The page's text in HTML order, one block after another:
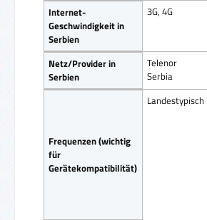
Internet-
Geschwindigkeit in
Serbien
3G, 4G
Netz/Provider in
Serbien
Telenor
Serbia
Frequenzen (wichtig
für
Gerätekompatibilität)
Landestypisch